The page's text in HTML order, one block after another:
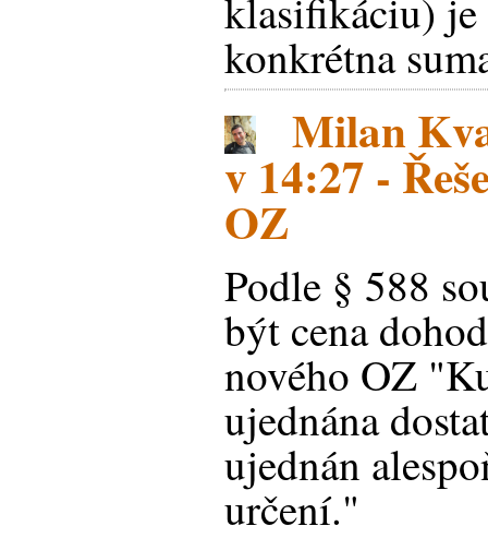
klasifikáciu)
konkrétna
Milan
v 14:27 -
OZ
Podle § 588
být cena
nového OZ
ujednána
ujednán
určení."